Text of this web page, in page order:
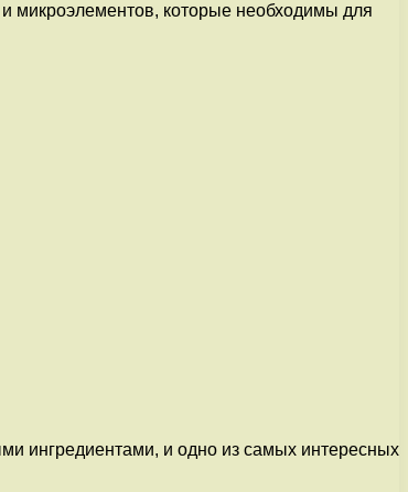
микроэлементов, которые необходимы для
ингредиентами, и одно из самых интересных